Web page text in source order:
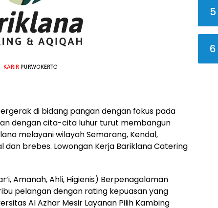
di bidang pangan dengan fokus pada
dengan cita-cita luhur turut membangun
melayani wilayah Semarang, Kendal,
dan brebes. Lowongan Kerja Bariklana Catering
Amanah, Ahli, Higienis) Berpenagalaman
pelangan dengan rating kepuasan yang
Al Azhar Mesir Layanan Pilih Kambing
5
6